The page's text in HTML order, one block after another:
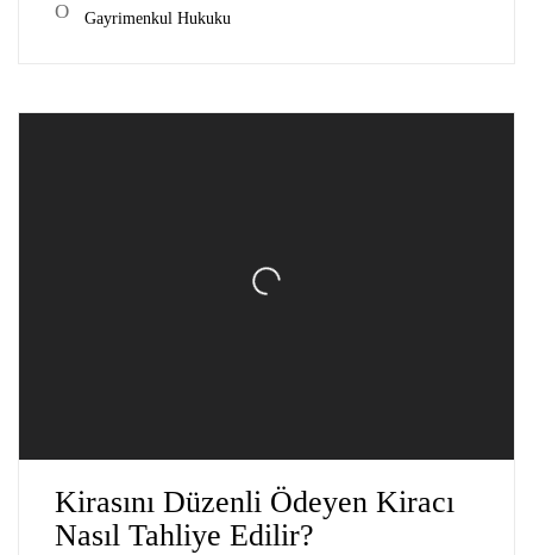
Gayrimenkul Hukuku
Kirasını Düzenli Ödeyen Kiracı
Nasıl Tahliye Edilir?